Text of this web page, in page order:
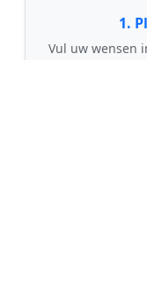
1.
Vul uw wensen